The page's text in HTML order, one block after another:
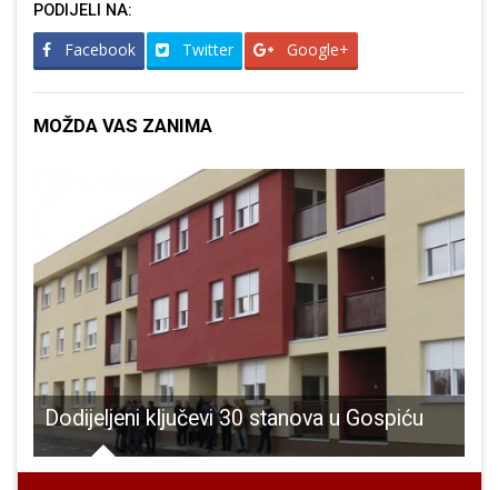
PODIJELI NA:
Facebook Twitter Google+
MOŽDA VAS ZANIMA
Dodijeljeni ključevi 30 stanova u Gospiću